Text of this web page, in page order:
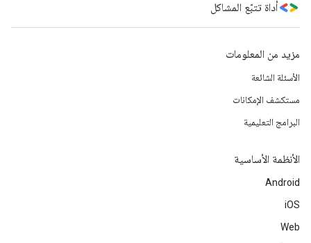
أداة تتبّع المشاكل
مزيد من المعلومات
الأسئلة الشائعة
مستكشف الإمكانات
البرامج التعليمية
الأنظمة الأساسية
Android
iOS
Web